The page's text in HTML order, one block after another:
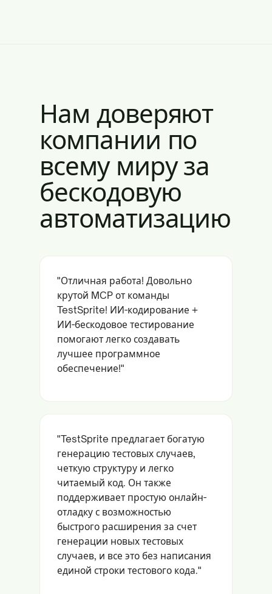
Нам доверяют
компании по
всему миру за
бескодовую
автоматизацию
"Отличная работа! Довольно
крутой MCP от команды
TestSprite! ИИ-кодирование +
ИИ-бескодовое тестирование
помогают легко создавать
лучшее программное
обеспечение!"
"TestSprite предлагает богатую
генерацию тестовых случаев,
четкую структуру и легко
читаемый код. Он также
поддерживает простую онлайн-
отладку с возможностью
быстрого расширения за счет
генерации новых тестовых
случаев, и все это без написания
единой строки тестового кода."